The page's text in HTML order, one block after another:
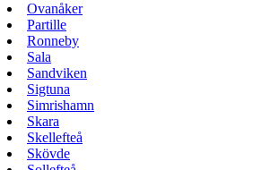
Ovanåker
Partille
Ronneby
Sala
Sandviken
Sigtuna
Simrishamn
Skara
Skellefteå
Skövde